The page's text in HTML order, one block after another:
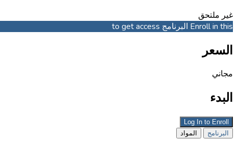
غير ملتحق
Enroll in this البرنامج to get access
السعر
مجاني
البدء
Log In to Enroll
البرنامج
المواد